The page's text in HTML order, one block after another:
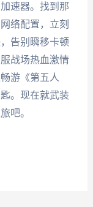
速器。找到那
络配置，立刻
告别瞬移卡顿
战场热血激情
游《第五人
。现在就武装
吧。